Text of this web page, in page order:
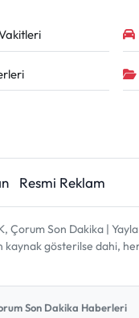
Resmi Reklam
Çorum Son Dakika |
kaynak gösterilse dahi,
Son Dakika Haberleri